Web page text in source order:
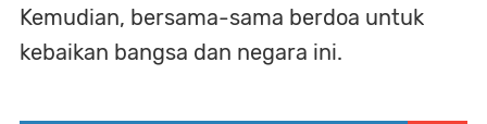
Kemudian, bersama-sama berdoa untuk
kebaikan bangsa dan negara ini.